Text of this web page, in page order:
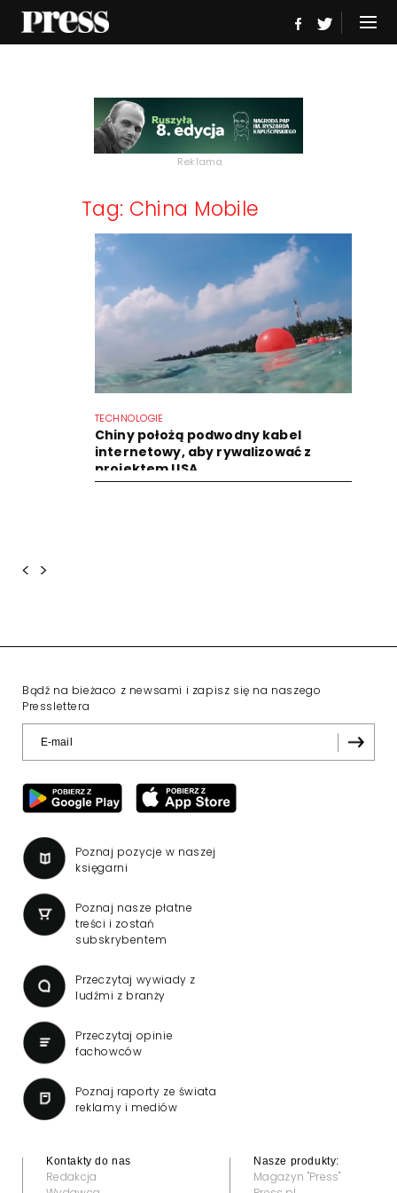
Reklama
Tag: China Mobile
TECHNOLOGIE
Chiny położą podwodny kabel
internetowy, aby rywalizować z
projektem USA
< >
Bądź na bieżaco z newsami i zapisz się na naszego
Presslettera
Poznaj pozycje w naszej
księgarni
Poznaj nasze płatne
treści i zostań
subskrybentem
Przeczytaj wywiady z
ludźmi z branży
Przeczytaj opinie
fachowców
Poznaj raporty ze świata
reklamy i mediów
Kontakty do nas
Redakcja
Nasze produkty:
Magazyn "Press"